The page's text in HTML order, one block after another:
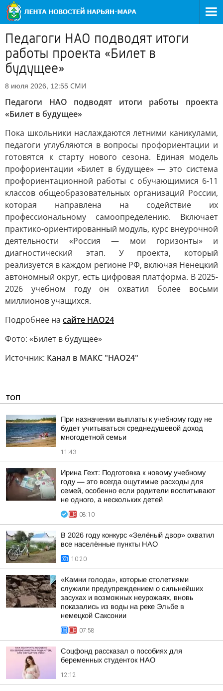
Педагоги НАО подводят итоги
работы проекта «Билет в
будущее»
8 июля 2026, 12:55 СМИ
Педагоги НАО подводят итоги работы проекта
«Билет в будущее»
Пока школьники наслаждаются летними каникулами,
педагоги углубляются в вопросы профориентации и
готовятся к старту нового сезона. Единая модель
профориентации «Билет в будущее» — это система
профориентационной работы с обучающимися 6-11
классов общеобразовательных организаций России,
которая направлена на содействие их
профессиональному самоопределению. Включает
практико-ориентированный модуль, курс внеурочной
деятельности «Россия — мои горизонты» и
диагностический этап. У проекта, который
реализуется в каждом регионе РФ, включая Ненецкий
автономный округ, есть цифровая платформа. В 2025-
2026 учебном году он охватил более восьми
миллионов учащихся.
Подробнее на сайте НАО24
Фото: «Билет в будущее»
Источник: Канал в МАКС "НАО24"
ТОП
При назначении выплаты к учебному году не
будет учитываться среднедушевой доход
многодетной семьи
11:43
Ирина Гехт: Подготовка к новому учебному
году — это всегда ощутимые расходы для
семей, особенно если родители воспитывают
не одного, а нескольких детей
08:10
В 2026 году конкурс «Зелёный двор» охватил
все населённые пункты НАО
10:20
«Камни голода», которые столетиями
служили предупреждением о сильнейших
засухах и возможных неурожаях, вновь
показались из воды на реке Эльбе в
немецкой Саксонии
07:58
Соцфонд рассказал о пособиях для
беременных студенток НАО
12:12